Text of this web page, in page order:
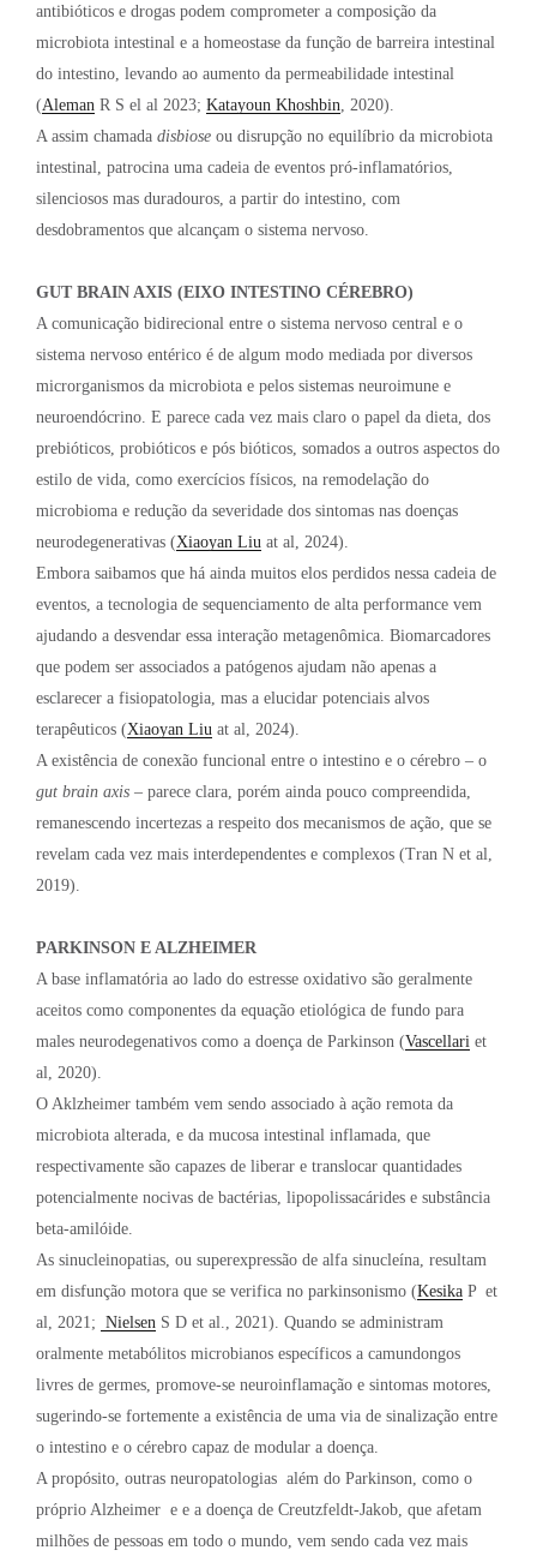
antibióticos e drogas podem comprometer a composição da
microbiota intestinal e a homeostase da função de barreira intestinal
do intestino, levando ao aumento da permeabilidade intestinal
(Aleman R S el al 2023; Katayoun Khoshbin , 2020).
A assim chamada disbiose ou disrupção no equilíbrio da microbiota
intestinal, patrocina uma cadeia de eventos pró-inflamatórios,
silenciosos mas duradouros, a partir do intestino, com
desdobramentos que alcançam o sistema nervoso.
GUT BRAIN AXIS (EIXO INTESTINO CÉREBRO)
A comunicação bidirecional entre o sistema nervoso central e o
sistema nervoso entérico é de algum modo mediada por diversos
microrganismos da microbiota e pelos sistemas neuroimune e
neuroendócrino. E parece cada vez mais claro o papel da dieta, dos
prebióticos, probióticos e pós bióticos, somados a outros aspectos do
estilo de vida, como exercícios físicos, na remodelação do
microbioma e redução da severidade dos sintomas nas doenças
neurodegenerativas (Xiaoyan Liu at al, 2024).
Embora saibamos que há ainda muitos elos perdidos nessa cadeia de
eventos, a tecnologia de sequenciamento de alta performance vem
ajudando a desvendar essa interação metagenômica. Biomarcadores
que podem ser associados a patógenos ajudam não apenas a
esclarecer a fisiopatologia, mas a elucidar potenciais alvos
terapêuticos (Xiaoyan Liu at al, 2024).
A existência de conexão funcional entre o intestino e o cérebro – o
gut brain axis – parece clara, porém ainda pouco compreendida,
remanescendo incertezas a respeito dos mecanismos de ação, que se
revelam cada vez mais interdependentes e complexos (Tran N et al,
2019).
PARKINSON E ALZHEIMER
A base inflamatória ao lado do estresse oxidativo são geralmente
aceitos como componentes da equação etiológica de fundo para
males neurodegenativos como a doença de Parkinson (Vascellari et
al, 2020).
O Aklzheimer também vem sendo associado à ação remota da
microbiota alterada, e da mucosa intestinal inflamada, que
respectivamente são capazes de liberar e translocar quantidades
potencialmente nocivas de bactérias, lipopolissacárides e substância
beta-amilóide.
As sinucleinopatias, ou superexpressão de alfa sinucleína, resultam
em disfunção motora que se verifica no parkinsonismo (Kesika P et
al, 2021; Nielsen S D et al., 2021). Quando se administram
oralmente metabólitos microbianos específicos a camundongos
livres de germes, promove-se neuroinflamação e sintomas motores,
sugerindo-se fortemente a existência de uma via de sinalização entre
o intestino e o cérebro capaz de modular a doença.
A propósito, outras neuropatologias além do Parkinson, como o
próprio Alzheimer e e a doença de Creutzfeldt-Jakob, que afetam
milhões de pessoas em todo o mundo, vem sendo cada vez mais